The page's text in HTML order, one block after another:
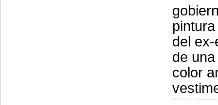
del
de
color